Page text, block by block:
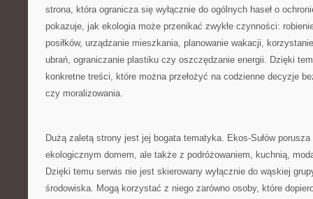
strona, która ogranicza się wyłącznie do ogólnych haseł o
pokazuje, jak ekologia może przenikać zwykłe czynności:
posiłków, urządzanie mieszkania, planowanie wakacji,
ubrań, ograniczanie plastiku czy oszczędzanie energii. Dzięki
konkretne treści, które można przełożyć na codzienne decyzje
czy moralizowania.
Dużą zaletą strony jest jej bogata tematyka. Ekos-Sułów
ekologicznym domem, ale także z podróżowaniem, kuchnią,
Dzięki temu serwis nie jest skierowany wyłącznie do wąskiej
środowiska. Mogą korzystać z niego zarówno osoby, które